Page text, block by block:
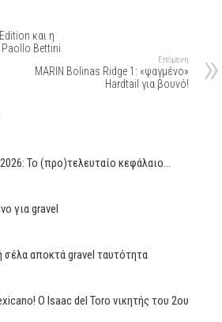
και η
Bettini
Επόμενη
MARIN Bolinas Ridge 1: «ψαγμένο»
Hardtail για βουνό!
Το (προ)τελευταίο κεφάλαιο…
για gravel
σέλα αποκτά gravel ταυτότητα
Ο Ιsaac del Toro νικητής του 2ου